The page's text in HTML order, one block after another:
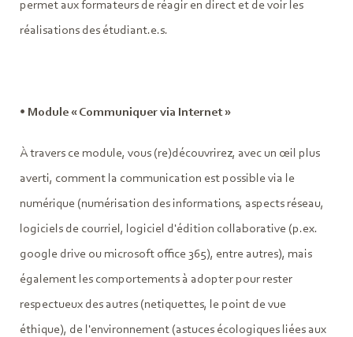
permet aux formateurs de réagir en direct et de voir les
réalisations des étudiant.e.s.
• Module « Communiquer via Internet »
À travers ce module, vous (re)découvrirez, avec un œil plus
averti, comment la communication est possible via le
numérique (numérisation des informations, aspects réseau,
logiciels de courriel, logiciel d'édition collaborative (p.ex.
google drive ou microsoft office 365), entre autres), mais
également les comportements à adopter pour rester
respectueux des autres (netiquettes, le point de vue
éthique), de l'environnement (astuces écologiques liées aux